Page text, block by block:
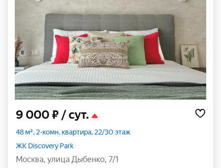
9 000 ₽ / сут.
48 м², 2-комн. квартира, 22/30 этаж
ЖК Discovery Park
Москва, улица Дыбенко, 7/1